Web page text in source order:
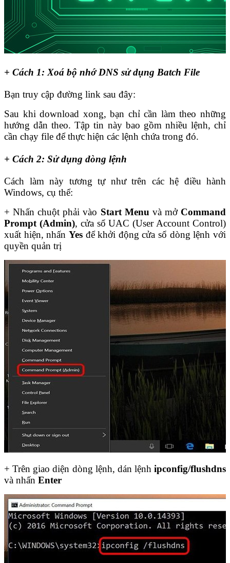
+ Cách 1: Xoá bộ nhớ DNS sử dụng Batch File
Bạn truy cập đường link sau đây:
Sau khi download xong, bạn chỉ cần làm theo những
hướng dẫn theo. Tập tin này bao gồm nhiều lệnh, chỉ
cần chạy file để thực hiện các lệnh chứa trong đó.
+ Cách 2: Sử dụng dòng lệnh
Cách làm này tương tự như trên các hệ điều hành
Windows, cụ thể:
+ Nhấn chuột phải vào Start Menu và mở Command
Prompt (Admin), cửa sổ UAC (User Account Control)
xuất hiện, nhấn Yesđể khởi động cửa sổ dòng lệnh với
quyền quản trị
+ Trên giao diện dòng lệnh, dán lệnh ipconfig/flushdns
và nhấn Enter